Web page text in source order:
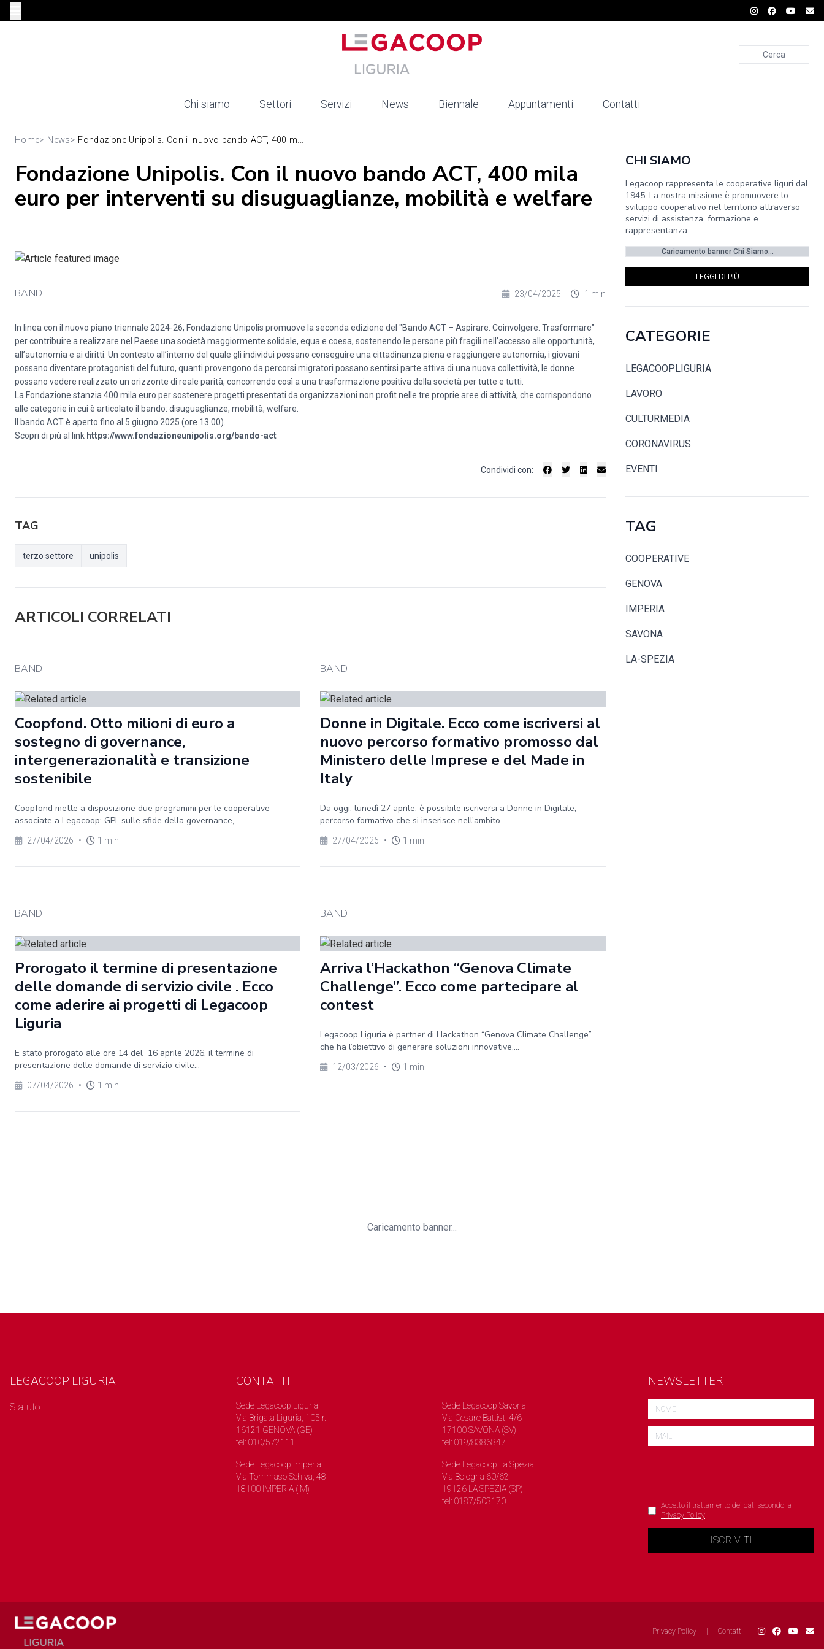
Cerca
Chi siamo Settori Servizi News Biennale Appuntamenti Contatti
Home> News> Fondazione Unipolis. Con il nuovo bando ACT, 400 m...
Fondazione Unipolis. Con il nuovo bando ACT, 400 mila
euro per interventi su disuguaglianze, mobilità e welfare
BANDI 23/04/2025 1 min
In linea con il nuovo piano triennale 2024-26, Fondazione Unipolis promuove la seconda edizione del "Bando ACT – Aspirare. Coinvolgere. Trasformare"
per contribuire a realizzare nel Paese una società maggiormente solidale, equa e coesa, sostenendo le persone più fragili nell’accesso alle opportunità,
all’autonomia e ai diritti. Un contesto all’interno del quale gli individui possano conseguire una cittadinanza piena e raggiungere autonomia, i giovani
possano diventare protagonisti del futuro, quanti provengono da percorsi migratori possano sentirsi parte attiva di una nuova collettività, le donne
possano vedere realizzato un orizzonte di reale parità, concorrendo così a una trasformazione positiva della società per tutte e tutti.
La Fondazione stanzia 400 mila euro per sostenere progetti presentati da organizzazioni non profit nelle tre proprie aree di attività, che corrispondono
alle categorie in cui è articolato il bando: disuguaglianze, mobilità, welfare.
Il bando ACT è aperto fino al 5 giugno 2025 (ore 13.00).
Scopri di più al link https://www.fondazioneunipolis.org/bando-act
Condividi con:
TAG
terzo settore unipolis
ARTICOLI CORRELATI
BANDI
Coopfond. Otto milioni di euro a
sostegno di governance,
intergenerazionalità e transizione
sostenibile
Coopfond mette a disposizione due programmi per le cooperative
associate a Legacoop: GPI, sulle sfide della governance,...
27/04/2026 • 1 min
BANDI
Donne in Digitale. Ecco come iscriversi al
nuovo percorso formativo promosso dal
Ministero delle Imprese e del Made in
Italy
Da oggi, lunedì 27 aprile, è possibile iscriversi a Donne in Digitale,
percorso formativo che si inserisce nell’ambito...
27/04/2026 • 1 min
BANDI
Prorogato il termine di presentazione
delle domande di servizio civile . Ecco
come aderire ai progetti di Legacoop
Liguria
E stato prorogato alle ore 14 del 16 aprile 2026, il termine di
presentazione delle domande di servizio civile...
07/04/2026 • 1 min
BANDI
Arriva l’Hackathon “Genova Climate
Challenge”. Ecco come partecipare al
contest
Legacoop Liguria è partner di Hackathon “Genova Climate Challenge”
che ha l’obiettivo di generare soluzioni innovative,...
12/03/2026 • 1 min
CHI SIAMO
Legacoop rappresenta le cooperative liguri dal
1945. La nostra missione è promuovere lo
sviluppo cooperativo nel territorio attraverso
servizi di assistenza, formazione e
rappresentanza.
Caricamento banner Chi Siamo...
LEGGI DI PIÙ
CATEGORIE
LEGACOOPLIGURIA
LAVORO
CULTURMEDIA
CORONAVIRUS
EVENTI
TAG
COOPERATIVE
GENOVA
IMPERIA
SAVONA
LA-SPEZIA
Caricamento banner...
LEGACOOP LIGURIA
Statuto
CONTATTI
Sede Legacoop Liguria
Via Brigata Liguria, 105 r.
16121 GENOVA (GE)
tel: 010/572111
Sede Legacoop Imperia
Via Tommaso Schiva, 48
18100 IMPERIA (IM)
Sede Legacoop Savona
Via Cesare Battisti 4/6
17100 SAVONA (SV)
tel: 019/8386847
Sede Legacoop La Spezia
Via Bologna 60/62
19126 LA SPEZIA (SP)
tel: 0187/503170
NEWSLETTER
Accetto il trattamento dei dati secondo la
Privacy Policy
ISCRIVITI
Privacy Policy Contatti